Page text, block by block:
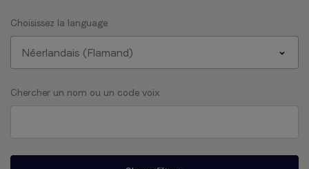
Choisissez la language
Néerlandais (Flamand)
Chercher un nom ou un code voix